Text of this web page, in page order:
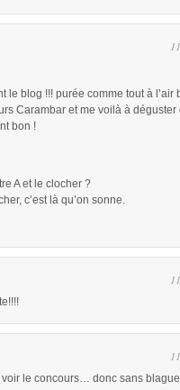
le blog !!! purée comme tout à
Carambar et me voilà à
bon !
A et le clocher ?
c’est là qu’on sonne.
voir le concours… donc sans